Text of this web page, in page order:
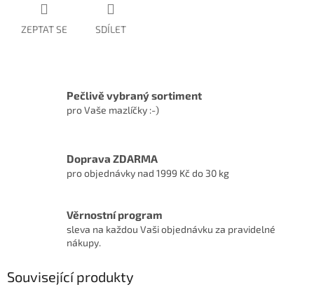
ZEPTAT SE SDÍLET
Pečlivě vybraný sortiment
pro Vaše mazlíčky :-)
Doprava ZDARMA
pro objednávky nad 1999 Kč do 30 kg
Věrnostní program
sleva na každou Vaši objednávku za pravidelné
nákupy.
Související produkty